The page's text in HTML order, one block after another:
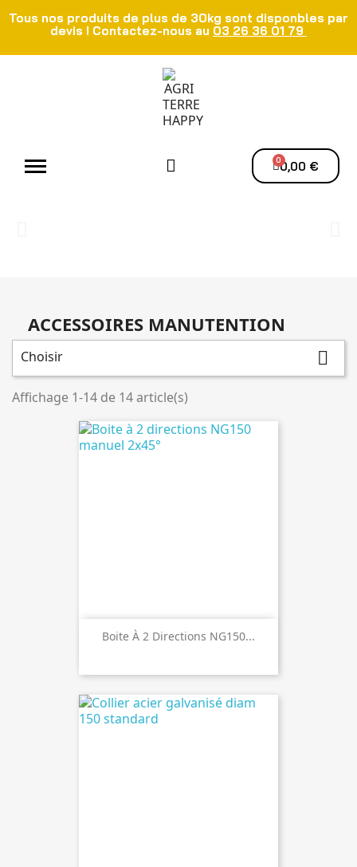
Tous nos produits de plus de 30kg sont disponbles par
devis ! Contactez-nous au 03 26 36 01 79
0,00 €
ACCESSOIRES MANUTENTION
Choisir 
Affichage 1-14 de 14 article(s)
Boite À 2 Directions NG150...